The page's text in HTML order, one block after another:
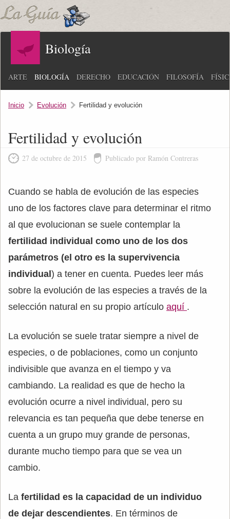
Biología
ARTE BIOLOGÍA DERECHO EDUCACIÓN FILOSOFÍA
Inicio Evolución Fertilidad y evolución
Fertilidad y evolución
27 de octubre de 2015 Publicado por Ramón Contreras
Cuando se habla de evolución de las especies
uno de los factores clave para determinar el ritmo
al que evolucionan se suele contemplar la
fertilidad individual como uno de los dos
parámetros (el otro es la supervivencia
individual ) a tener en cuenta. Puedes leer más
sobre la evolución de las especies a través de la
selección natural en su propio artículo aquí .
La evolución se suele tratar siempre a nivel de
especies, o de poblaciones, como un conjunto
indivisible que avanza en el tiempo y va
cambiando. La realidad es que de hecho la
evolución ocurre a nivel individual, pero su
relevancia es tan pequeña que debe tenerse en
cuenta a un grupo muy grande de personas,
durante mucho tiempo para que se vea un
cambio.
La fertilidad es la capacidad de un individuo
de dejar descendientes. En términos de